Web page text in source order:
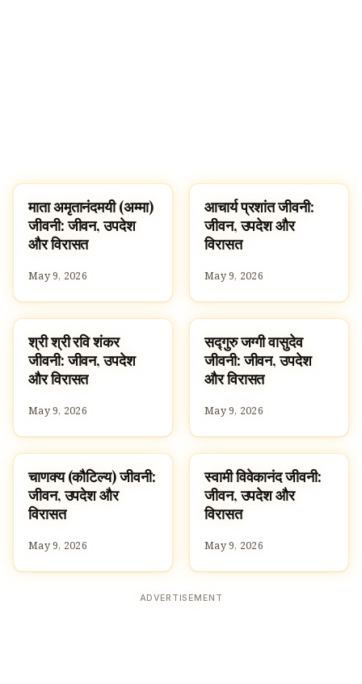
FAMOUS HINDUS
माता अमृतानंदमयी (अम्मा)
जीवनी: जीवन, उपदेश
और विरासत
May 9, 2026
FAMOUS HINDUS
आचार्य प्रशांत जीवनी:
जीवन, उपदेश और
विरासत
May 9, 2026
FAMOUS HINDUS
श्री श्री रवि शंकर
जीवनी: जीवन, उपदेश
और विरासत
May 9, 2026
FAMOUS HINDUS
सद्गुरु जग्गी वासुदेव
जीवनी: जीवन, उपदेश
और विरासत
May 9, 2026
FAMOUS HINDUS
चाणक्य (कौटिल्य) जीवनी:
जीवन, उपदेश और
विरासत
May 9, 2026
FAMOUS HINDUS
स्वामी विवेकानंद जीवनी:
जीवन, उपदेश और
विरासत
May 9, 2026
ADVERTISEMENT